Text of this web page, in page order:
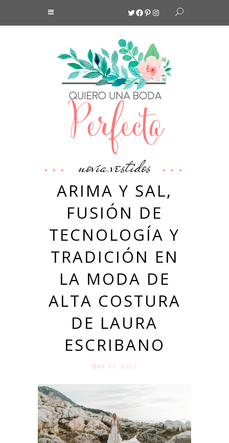
Twitter
Facebook
Pinterest
Instagram
novia,vestidos
ARIMA Y SAL,
FUSIÓN DE
TECNOLOGÍA Y
TRADICIÓN EN
LA MODA DE
ALTA COSTURA
DE LAURA
ESCRIBANO
MAR 13. 2025